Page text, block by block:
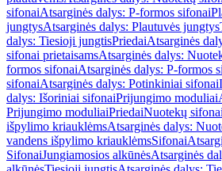
sifonaiAtsarginės dalys: P-formos sifonai
jungtysAtsarginės dalys: Plautuvės jungtys
dalys: Tiesioji jungtisPriedaiAtsarginės
sifonai prietaisamsAtsarginės dalys:
formos sifonaiAtsarginės dalys: P-formos
sifonaiAtsarginės dalys: Potinkiniai sifonai
dalys: Išoriniai sifonaiPrijungimo moduliai
Prijungimo moduliaiPriedaiNuotekų
išpylimo kriauklėmsAtsarginės dalys:
vandens išpylimo kriauklėmsSifonai
SifonaiJungiamosios alkūnėsAtsarginės